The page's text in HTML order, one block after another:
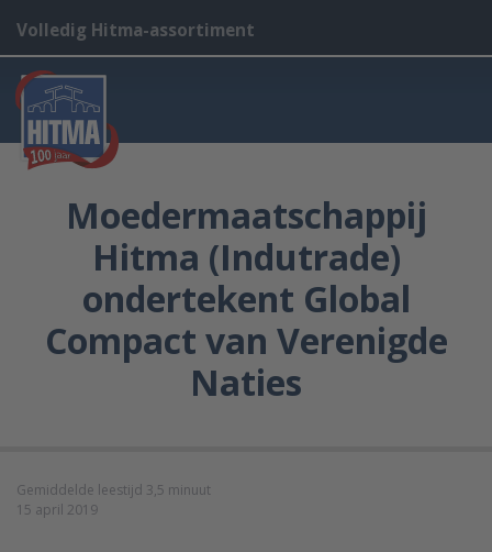
Volledig Hitma-assortiment
Moedermaatschappij
Hitma (Indutrade)
ondertekent Global
Compact van Verenigde
Naties
Gemiddelde leestijd 3,5 minuut
15 april 2019